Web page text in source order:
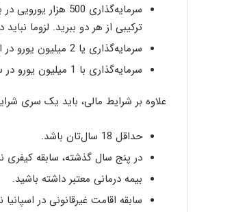
سرمایه‌گذاری 500
ترکیبی از هر دو ببرید. لزوما
سرمایه‌گذاری یا 2 میلیون یورو در اوراق قرضه دولتی اسپانیا
سرمایه‌گذاری با 1 میلیون یورو در سهام شرکت‌های اسپانیایی
علاوه بر شرایط مالی، باید یک سری
حداقل 18 سال‌تان باشد.
در پنج سال گذشته، سابقه کیفری
بیمه درمانی معتبر داشته باشید.
سابقه اقامت غیرقانونی در